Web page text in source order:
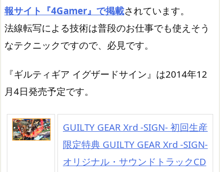
報サイト『4Gamer』で掲載されています。
法線転写による技術は普段のお仕事でも使えそう
なテクニックですので、必見です。
『ギルティギア イグザードサイン』は2014年12
月4日発売予定です。
GUILTY GEAR Xrd -SIGN- 初回生産
限定特典 GUILTY GEAR Xrd -SIGN-
オリジナル・サウンドトラックCD